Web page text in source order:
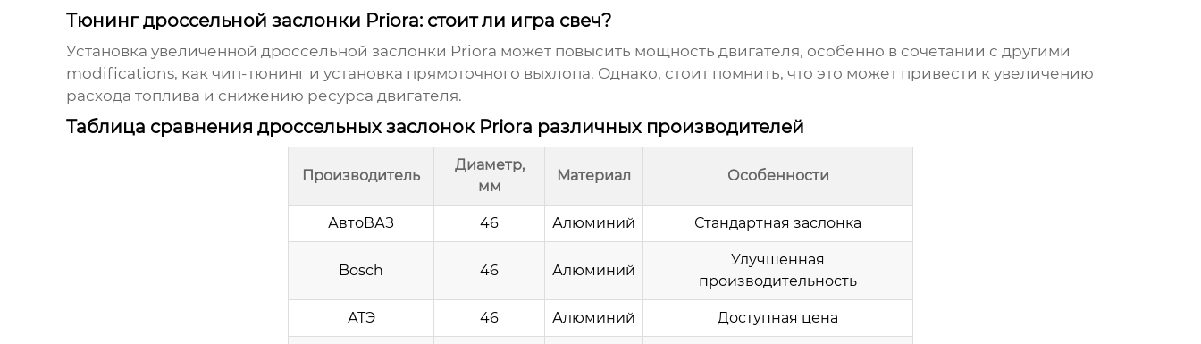
Тюнинг дроссельной заслонки Priora: стоит ли игра свеч?
Установка увеличенной дроссельной заслонки Priora может повысить мощность двигателя, особенно в сочетании с другими
modifications, как чип-тюнинг и установка прямоточного выхлопа. Однако, стоит помнить, что это может привести к увеличению
расхода топлива и снижению ресурса двигателя.
Таблица сравнения дроссельных заслонок Priora различных производителей
Производитель
Диаметр,
мм
Материал Особенности
АвтоВАЗ 46 Алюминий Стандартная заслонка
Bosch 46 Алюминий
Улучшенная
производительность
АТЭ 46 Алюминий Доступная цена